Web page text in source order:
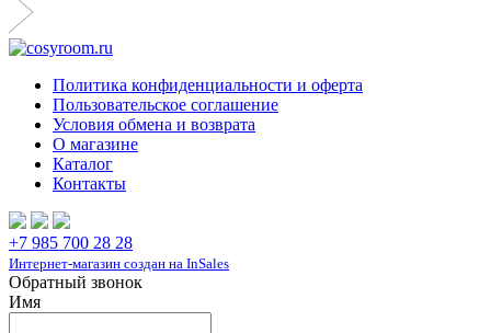
Политика конфиденциальности и оферта
Пользовательское соглашение
Условия обмена и возврата
О магазине
Каталог
Контакты
+7 985 700 28 28
Интернет-магазин создан на InSales
Обратный звонок
Имя